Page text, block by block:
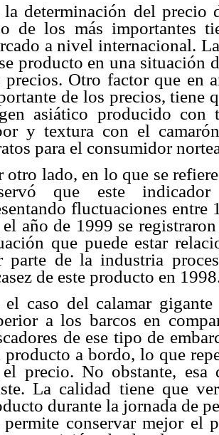
la determinación del precio
de los más importantes
a nivel internacional.
producto en una situación
precios. Otro factor que en
de los precios, tiene
asiático producido con
y textura con el
para el consumidor
otro lado, en lo que se
que este
fluctuaciones
año de 1999 se
que puede estar
parte de la industria
de este producto en
el caso del calamar
a los barcos en
de ese tipo de
producto a bordo, lo que
precio. No obstante,
La calidad tiene que
durante la jornada de
permite conservar mejor el